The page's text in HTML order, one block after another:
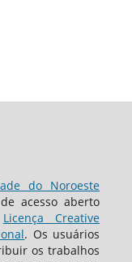
do Noroeste
acesso aberto
Licença Creative
. Os usuários
os trabalhos